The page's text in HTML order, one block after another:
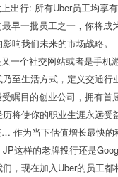
出行: 所有Uber员工均享
早一批员工之一，你将成
响我们未来的市场战略。
一个社交网站或者是手机
至生活方式，定义交通行
瞩目的创业公司，拥有首
将使你的职业生涯永远受
作为当下估值增长最快的
这样的老牌投行还是
，现在加入Uber的员工